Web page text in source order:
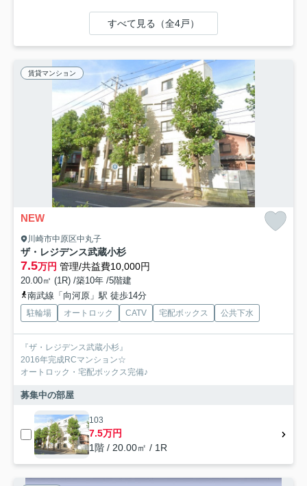
すべて見る（全4戸）
賃貸マンション
NEW
川崎市中原区中丸子
ザ・レジデンス武蔵小杉
7.5万円 管理/共益費10,000円
20.00㎡ (1R) /築10年 /5階建
南武線「向河原」駅 徒歩14分
駐輪場 オートロック CATV 宅配ボックス 公共下水
『ザ・レジデンス武蔵小杉』
2016年完成RCマンション☆
オートロック・宅配ボックス完備♪
募集中の部屋
103
7.5万円
1階 / 20.00㎡ / 1R